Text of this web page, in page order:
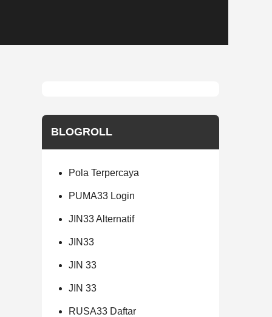
BLOGROLL
Pola Terpercaya
PUMA33 Login
JIN33 Alternatif
JIN33
JIN 33
JIN 33
RUSA33 Daftar